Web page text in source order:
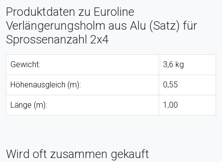
Produktdaten zu Euroline
Verlängerungsholm aus Alu (Satz) für
Sprossenanzahl 2x4
Gewicht: 3,6 kg
Höhenausgleich (m): 0,55
Länge (m): 1,00
Wird oft zusammen gekauft